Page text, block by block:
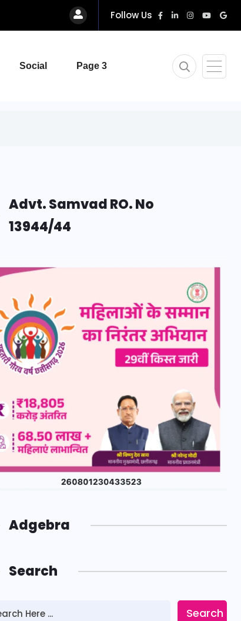
Follow Us
Social Page 3
Advt. Samvad RO. No
13944/44
Adgebra
Search
Search